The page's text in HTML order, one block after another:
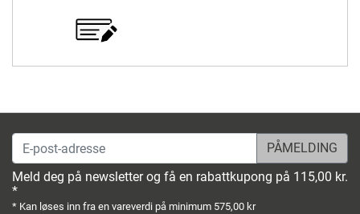
E-post-adresse
Meld deg på newsletter og få en rabattkupong på 115,00 kr.
*
* Kan løses inn fra en vareverdi på minimum 575,00 kr